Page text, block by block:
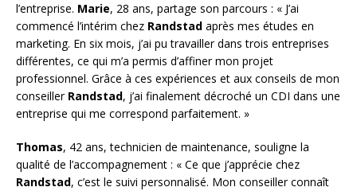
l’entreprise. Marie, 28 ans, partage son parcours : « J’ai
commencé l’intérim chez Randstad après mes études en
marketing. En six mois, j’ai pu travailler dans trois entreprises
différentes, ce qui m’a permis d’affiner mon projet
professionnel. Grâce à ces expériences et aux conseils de mon
conseiller Randstad, j’ai finalement décroché un CDI dans une
entreprise qui me correspond parfaitement. »
Thomas, 42 ans, technicien de maintenance, souligne la
qualité de l’accompagnement : « Ce que j’apprécie chez
Randstad, c’est le suivi personnalisé. Mon conseiller connaît